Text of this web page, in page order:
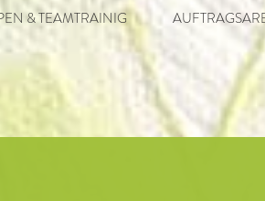
& TEAMTRAINIG